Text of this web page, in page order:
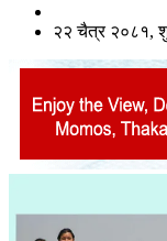
२२ चैत्र २०८१,